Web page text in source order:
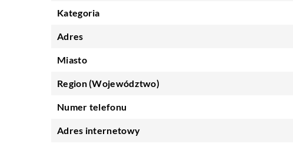
Kategoria
Adres
Miasto
Region (Województwo)
Numer telefonu
Adres internetowy